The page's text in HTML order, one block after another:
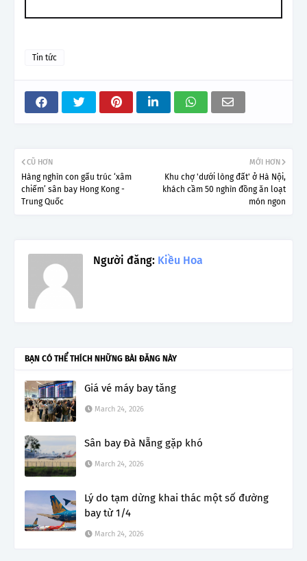
Tin tức
MỚI HƠN
Khu chợ 'dưới lòng đất' ở Hà Nội,
khách cầm 50 nghìn đồng ăn loạt
món ngon
CŨ HƠN
Hàng nghìn con gấu trúc ‘xâm
chiếm’ sân bay Hong Kong -
Trung Quốc
Người đăng: Kiều Hoa
BẠN CÓ THỂ THÍCH NHỮNG BÀI ĐĂNG NÀY
Giá vé máy bay tăng
March 24, 2026
Sân bay Đà Nẵng gặp khó
March 24, 2026
Lý do tạm dừng khai thác một số đường
bay từ 1/4
March 24, 2026